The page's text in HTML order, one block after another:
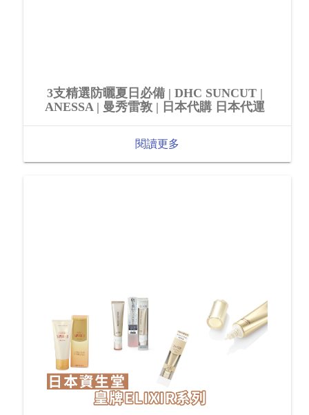
3支精選防曬夏日必備 | DHC SUNCUT |
ANESSA | 曼秀雷敦 | 日本代購 日本代運
閱讀更多